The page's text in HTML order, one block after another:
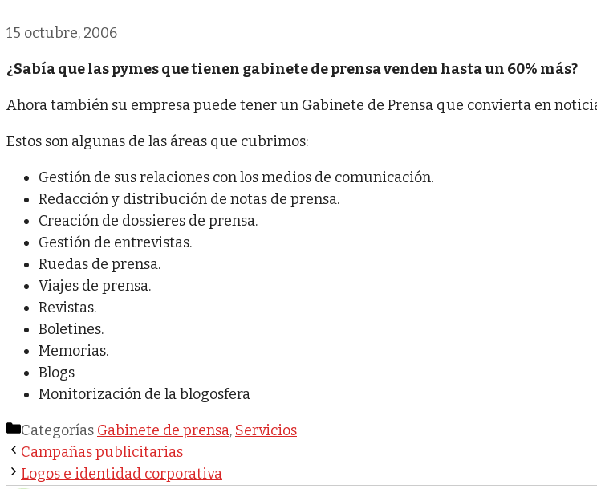
15 octubre, 2006
¿Sabía que las pymes que tienen gabinete de prensa venden hasta un 60% más?
Ahora también su empresa puede tener un Gabinete de Prensa que convierta en
Estos son algunas de las áreas que cubrimos:
Gestión de sus relaciones con los medios de comunicación.
Redacción y distribución de notas de prensa.
Creación de dossieres de prensa.
Gestión de entrevistas.
Ruedas de prensa.
Viajes de prensa.
Revistas.
Boletines.
Memorias.
Blogs
Monitorización de la blogosfera
Categorías Gabinete de prensa, Servicios
Campañas publicitarias
Logos e identidad corporativa